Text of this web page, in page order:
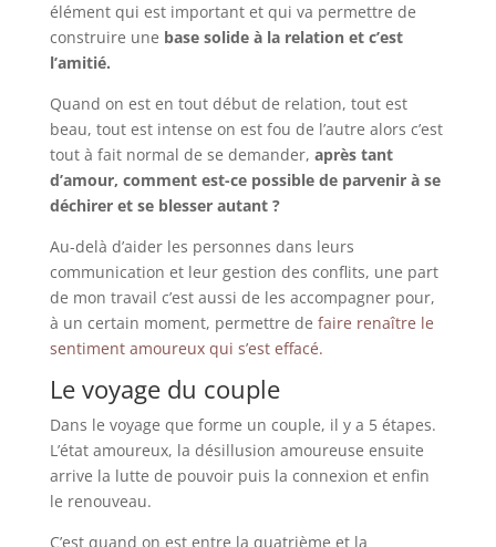
élément qui est important et qui va permettre de
construire une base solide à la relation et c’est
l’amitié.
Quand on est en tout début de relation, tout est
beau, tout est intense on est fou de l’autre alors c’est
tout à fait normal de se demander, après tant
d’amour, comment est-ce possible de parvenir à se
déchirer et se blesser autant ?
Au-delà d’aider les personnes dans leurs
communication et leur gestion des conflits, une part
de mon travail c’est aussi de les accompagner pour,
à un certain moment, permettre de faire renaître le
sentiment amoureux qui s’est effacé.
Le voyage du couple
Dans le voyage que forme un couple, il y a 5 étapes.
L’état amoureux, la désillusion amoureuse ensuite
arrive la lutte de pouvoir puis la connexion et enfin
le renouveau.
C’est quand on est entre la quatrième et la